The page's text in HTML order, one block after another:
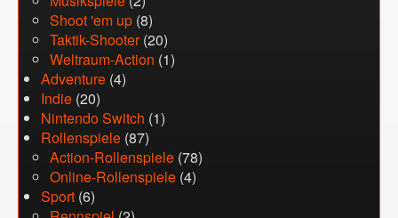
Shoot 'em up (8)
Taktik-Shooter(20)
Weltraum-Action (1)
Adventure (4)
Indie (20)
Nintendo Switch (1)
Rollenspiele (87)
Action-Rollenspiele (78)
Online-Rollenspiele (4)
Sport (6)